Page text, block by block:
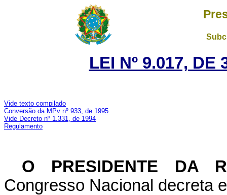
LEI Nº 9.017, DE
Vide texto compilado
Conversão da MPv nº 933, de 1995
Vide Decreto nº 1.331, de 1994
Regulamento
O PRESIDENTE DA
Congresso Nacional decreta